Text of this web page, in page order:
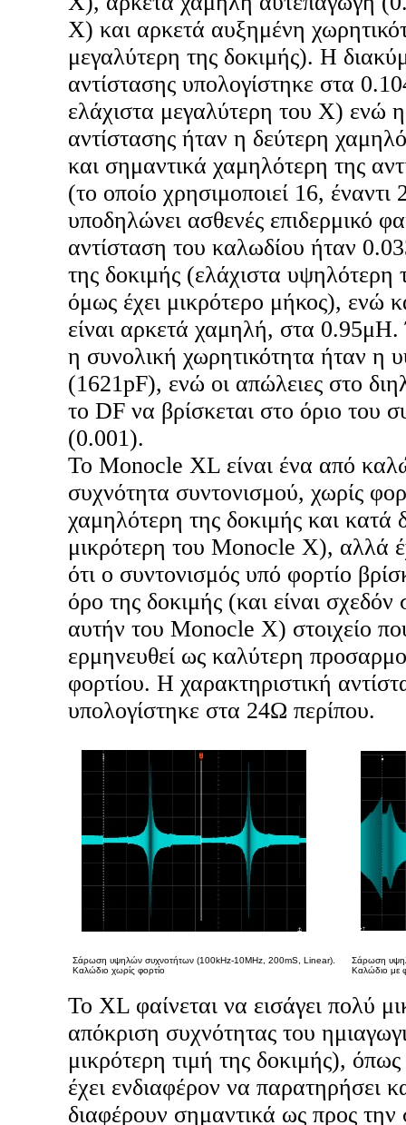
X) και αρκετά αυξημένη
μεγαλύτερη της δοκιμής). H
αντίστασης υπολογίστηκε στα
ελάχιστα μεγαλύτερη του X) ενώ
αντίστασης ήταν η δεύτερη
και σημαντικά χαμηλότερη της
(το οποίο χρησιμοποιεί 16,
υποδηλώνει ασθενές επιδερμικό
αντίσταση του καλωδίου ήταν
της δοκιμής (ελάχιστα
όμως έχει μικρότερο μήκος), ενώ
είναι αρκετά χαμηλή, στα
η συνολική χωρητικότητα ήταν η
(1621pF), ενώ οι απώλειες στο
το DF να βρίσκεται στο όριο του
(0.001).
To Monocle XL είναι ένα από
συχνότητα συντονισμού, χωρίς
χαμηλότερη της δοκιμής και
μικρότερη του Monocle Χ), αλλά
ότι ο συντονισμός υπό φορτίο
όρο της δοκιμής (και είναι
αυτήν του Monocle X) στοιχείο
ερμηνευθεί ως καλύτερη
φορτίου. Η χαρακτηριστική
υπολογίστηκε στα 24Ω περίπου.
Σάρωση υψηλών συχνοτήτων (100kHz-10MHz, 200mS, Linear).
Καλώδιο χωρίς φορτίο
Σάρωση
Καλώδιο με
Το XL φαίνεται να εισάγει πολύ
απόκριση συχνότητας του
μικρότερη τιμή της δοκιμής),
έχει ενδιαφέρον να παρατηρήσει
διαφέρουν σημαντικά ως προς